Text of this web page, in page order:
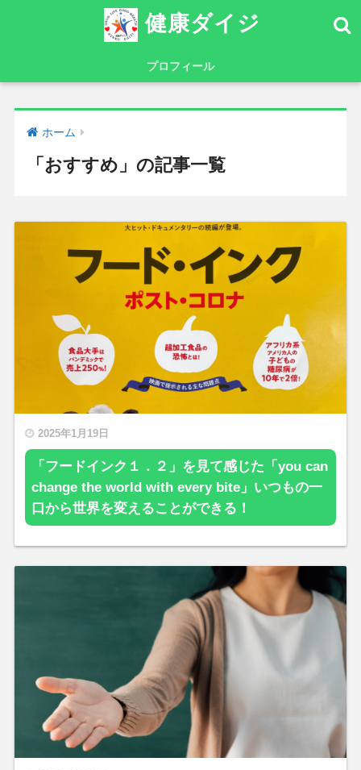
健康ダイジ
プロフィール
ホーム
「おすすめ」の記事一覧
2025年1月19日
「フードインク１．２」を見て感じた「you can
change the world with every bite」いつもの一
口から世界を変えることができる！